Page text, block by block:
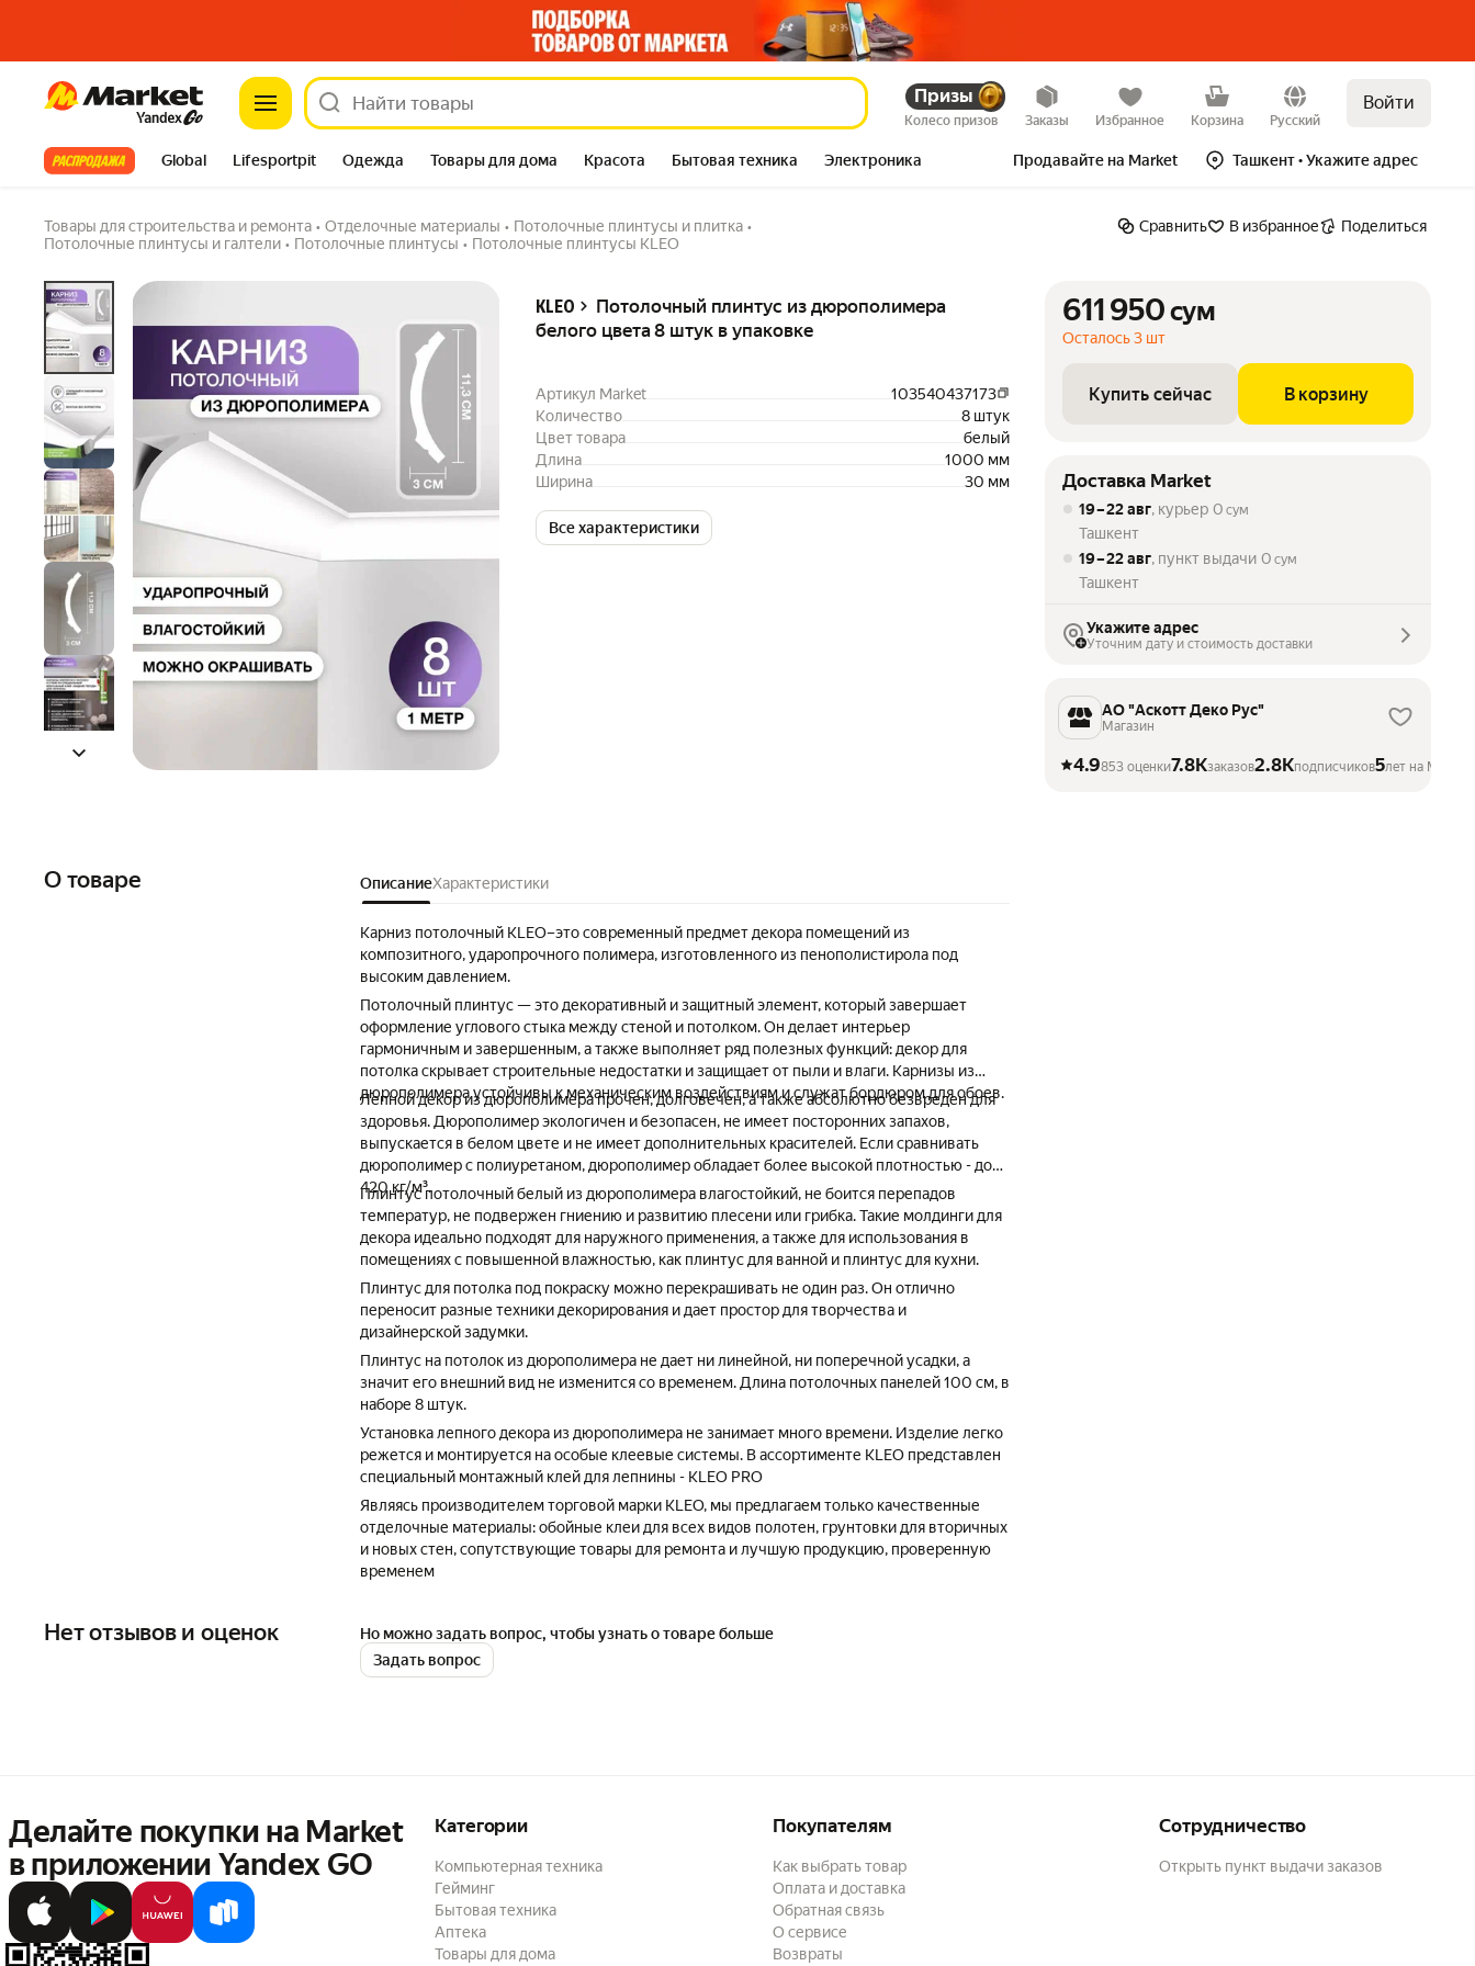
Market Призы
Колесо призов Заказы Избранное Корзина Русский
Войти
Все хиты Global Lifesportpit Одежда Товары для дома Красота Бытовая техника Электроника Продавайте на Market Ташкент• Укажите адрес
Товары для строительства и ремонта • Отделочные материалы • Потолочные плинтусы и плитка •
Потолочные плинтусы и галтели • Потолочные плинтусы • Потолочные плинтусы KLEO
Сравнить В избранное Поделиться
KLEO
Потолочный плинтус из дюрополимера
белого цвета 8 штук в упаковке
Артикул Market
103540437173
Количество
8 штук
Цвет товара
белый
Длина
1000 мм
Ширина
30 мм
Все характеристики
611 950сум
Осталось 3 шт
Купить сейчас В корзину
Потолочный плинтус из дюрополимера белого цвета 8 штук в упаковке
Задать вопрос 611 950сум Купить сейчас В корзину
Доставка Market
19 – 22 авг, курьер 0 сум
Ташкент
19 – 22 авг, пункт выдачи 0 сум
Ташкент
Укажите адрес
Уточним дату и стоимость доставки
АО "Аскотт Деко Рус"
Магазин
4.9853 оценки7.8Kзаказов2.8Kподписчиков5лет на
О товаре ОписаниеХарактеристики
Карниз потолочный KLEO–это современный предмет декора помещений из
композитного, ударопрочного полимера, изготовленного из пенополистирола под
высоким давлением.
Потолочный плинтус — это декоративный и защитный элемент, который завершает
оформление углового стыка между стеной и потолком. Он делает интерьер
гармоничным и завершенным, а также выполняет ряд полезных функций: декор для
потолка скрывает строительные недостатки и защищает от пыли и влаги. Карнизы из
дюрополимера устойчивы к механическим воздействиям и служат бордюром для обоев.
Лепной декор из дюрополимера прочен, долговечен, а также абсолютно безвреден для
здоровья. Дюрополимер экологичен и безопасен, не имеет посторонних запахов,
выпускается в белом цвете и не имеет дополнительных красителей. Если сравнивать
дюрополимер с полиуретаном, дюрополимер обладает более высокой плотностью - до
420 кг/м³.
Плинтус потолочный белый из дюрополимера влагостойкий, не боится перепадов
температур, не подвержен гниению и развитию плесени или грибка. Такие молдинги для
декора идеально подходят для наружного применения, а также для использования в
помещениях с повышенной влажностью, как плинтус для ванной и плинтус для кухни.
Плинтус для потолка под покраску можно перекрашивать не один раз. Он отлично
переносит разные техники декорирования и дает простор для творчества и
дизайнерской задумки.
Плинтус на потолок из дюрополимера не дает ни линейной, ни поперечной усадки, а
значит его внешний вид не изменится со временем. Длина потолочных панелей 100 см, в
наборе 8 штук.
Установка лепного декора из дюрополимера не занимает много времени. Изделие легко
режется и монтируется на особые клеевые системы. В ассортименте KLEO представлен
специальный монтажный клей для лепнины - KLEO PRO
Являясь производителем торговой марки KLEO, мы предлагаем только качественные
отделочные материалы: обойные клеи для всех видов полотен, грунтовки для вторичных
и новых стен, сопутствующие товары для ремонта и лучшую продукцию, проверенную
временем
Нет отзывов и оценок
Но можно задать вопрос, чтобы узнать о товаре больше
Задать вопрос
Делайте покупки на Market
в приложении Yandex GO
Категории
Компьютерная техника
Гейминг
Бытовая техника
Аптека
Товары для дома
Покупателям
Как выбрать товар
Оплата и доставка
Обратная связь
О сервисе
Возвраты
Сотрудничество
Открыть пункт выдачи заказов